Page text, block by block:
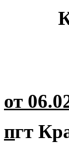
от
пгт